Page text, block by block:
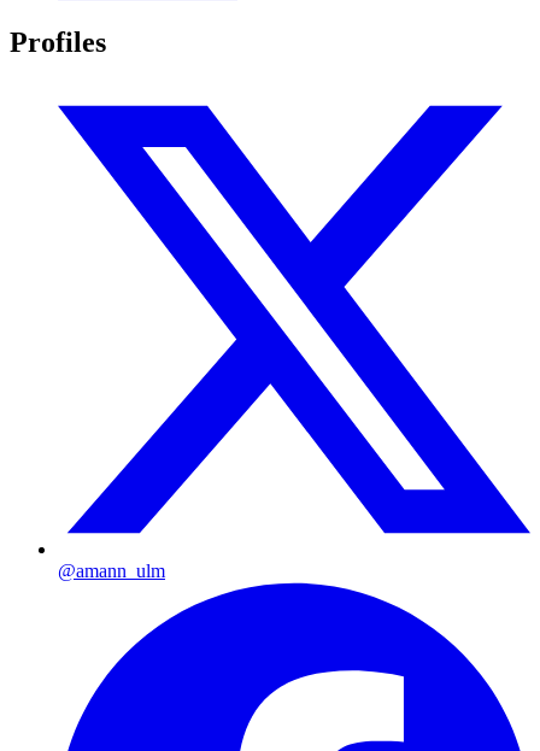
Profiles
@amann_ulm